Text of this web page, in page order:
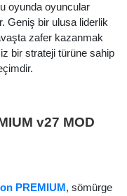
oyunda oyuncular
Geniş bir ulusa liderlik
zafer kazanmak
bir strateji türüne sahip
v27 MOD
PREMIUM, sömürge